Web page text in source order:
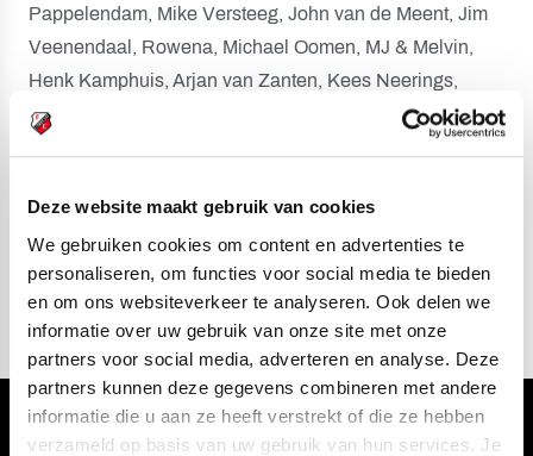
Deze website maakt gebruik van cookies
We gebruiken cookies om content en advertenties te
personaliseren, om functies voor social media te bieden
en om ons websiteverkeer te analyseren. Ook delen we
informatie over uw gebruik van onze site met onze
partners voor social media, adverteren en analyse. Deze
partners kunnen deze gegevens combineren met andere
informatie die u aan ze heeft verstrekt of die ze hebben
verzameld op basis van uw gebruik van hun services. Je
Pappelendam, Mike Versteeg, John van de Meent, Jim
Veenendaal, Rowena, Michael Oomen, MJ & Melvin,
Henk Kamphuis, Arjan van Zanten, Kees Neerings,
Angelo, Bas Vlieland, Michael Kinneging, Brandon van
Mis het niet en zorg dat je op tijd aanwezig bent voor
Galgenwaard.